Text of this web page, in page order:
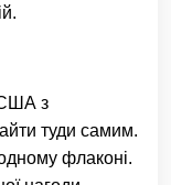
США з
туди самим.
флаконі.